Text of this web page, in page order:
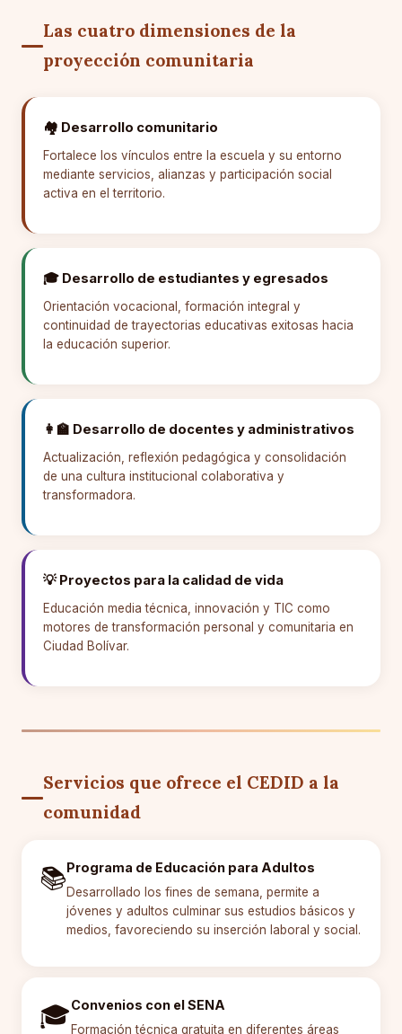
Las cuatro dimensiones de la
proyección comunitaria
🏘️ Desarrollo comunitario
Fortalece los vínculos entre la escuela y su entorno
mediante servicios, alianzas y participación social
activa en el territorio.
🎓 Desarrollo de estudiantes y egresados
Orientación vocacional, formación integral y
continuidad de trayectorias educativas exitosas hacia
la educación superior.
👩‍🏫 Desarrollo de docentes y administrativos
Actualización, reflexión pedagógica y consolidación
de una cultura institucional colaborativa y
transformadora.
💡 Proyectos para la calidad de vida
Educación media técnica, innovación y TIC como
motores de transformación personal y comunitaria en
Ciudad Bolívar.
Servicios que ofrece el CEDID a la
comunidad
📚Programa de Educación para Adultos
Desarrollado los fines de semana, permite a
jóvenes y adultos culminar sus estudios básicos y
medios, favoreciendo su inserción laboral y social.
🎓Convenios con el SENA
Formación técnica gratuita en diferentes áreas